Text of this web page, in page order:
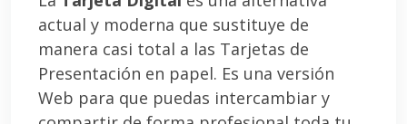
actual y moderna que sustituye de
manera casi total a las Tarjetas de
Presentación en papel. Es una versión
Web para que puedas intercambiar y